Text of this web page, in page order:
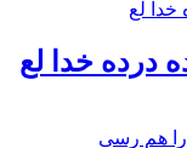
درده خدا لع